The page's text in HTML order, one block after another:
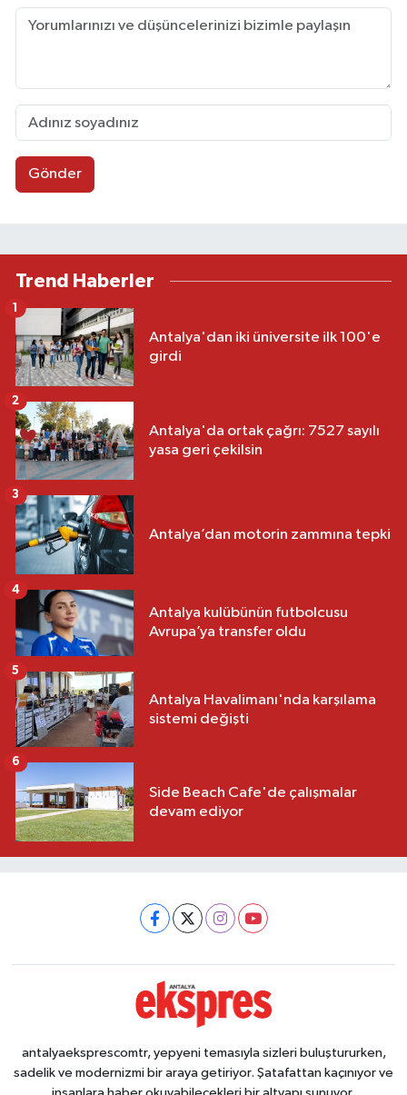
Gönder
Trend Haberler
Antalya'dan iki üniversite ilk 100'e
girdi
1
Antalya'da ortak çağrı: 7527 sayılı
yasa geri çekilsin
2
Antalya’dan motorin zammına tepki
3
Antalya kulübünün futbolcusu
Avrupa’ya transfer oldu
4
Antalya Havalimanı'nda karşılama
sistemi değişti
5
Side Beach Cafe'de çalışmalar
devam ediyor
6
antalyaeksprescomtr, yepyeni temasıyla sizleri buluştururken,
sadelik ve modernizmi bir araya getiriyor. Şatafattan kaçınıyor ve
insanlara haber okuyabilecekleri bir altyapı sunuyor.